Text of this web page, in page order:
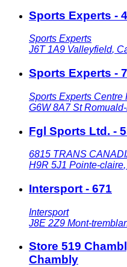
Sports Experts -
Sports Experts
J6T 1A9 Valleyfield,
Sports Experts -
Sports Experts Centre
G6W 8A7 St
Fgl Sports Ltd. -
6815 TRANS
H9R 5J1 Pointe-claire,
Intersport - 671
Intersport
J8E 2Z9 Mont-
Store 519
Chambly